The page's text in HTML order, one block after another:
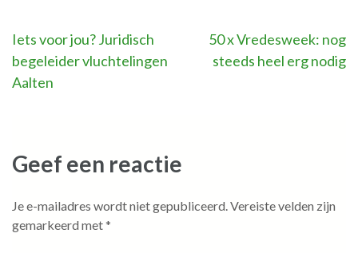
Bericht
navigatie
Iets voor jou? Juridisch
begeleider vluchtelingen
Aalten
50 x Vredesweek: nog
steeds heel erg nodig
Geef een reactie
Je e-mailadres wordt niet gepubliceerd.Vereiste velden zijn
gemarkeerd met*